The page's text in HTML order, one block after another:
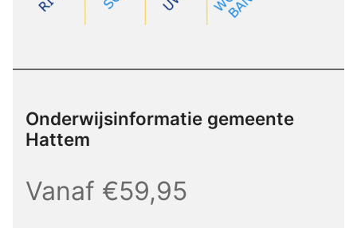
Onderwijsinformatie gemeente
Hattem
Vanaf €59,95